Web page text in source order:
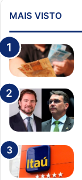
MAIS VISTO